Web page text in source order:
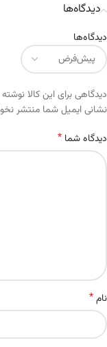
دیدگاه‌ها
دیدگاه‌ها
دیدگاهی برای این کالا
نشانی ایمیل شما منتشر
دیدگاه شما *
نام*
Alternative: